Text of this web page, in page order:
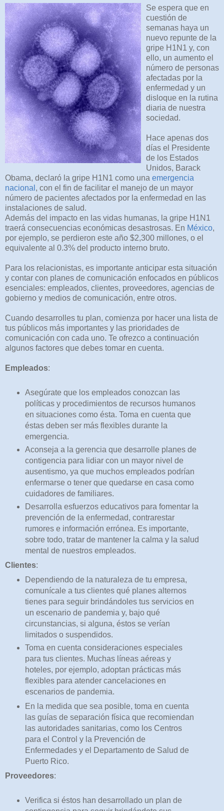
Se espera que en
cuestión de
semanas haya un
nuevo repunte de la
gripe H1N1 y, con
ello, un aumento el
número de personas
afectadas por la
enfermedad y un
disloque en la rutina
diaria de nuestra
sociedad.
Hace apenas dos
días el Presidente
de los Estados
Unidos, Barack
Obama, declaró la gripe H1N1 como una emergencia
nacional , con el fin de facilitar el manejo de un mayor
número de pacientes afectados por la enfermedad en las
instalaciones de salud.
Además del impacto en las vidas humanas, la gripe H1N1
traerá consecuencias económicas desastrosas. En México,
por ejemplo, se perdieron este año $2,300 millones, o el
equivalente al 0.3% del producto interno bruto.
Para los relacionistas, es importante anticipar esta situación
y contar con planes de comunicación enfocados en públicos
esenciales: empleados, clientes, proveedores, agencias de
gobierno y medios de comunicación, entre otros.
Cuando desarrolles tu plan, comienza por hacer una lista de
tus públicos más importantes y las prioridades de
comunicación con cada uno. Te ofrezco a continuación
algunos factores que debes tomar en cuenta.
Empleados:
Asegúrate que los empleados conozcan las
políticas y procedimientos de recursos humanos
en situaciones como ésta. Toma en cuenta que
éstas deben ser más flexibles durante la
emergencia.
Aconseja a la gerencia que desarrolle planes de
contigencia para lidiar con un mayor nivel de
ausentismo, ya que muchos empleados podrían
enfermarse o tener que quedarse en casa como
cuidadores de familiares.
Desarrolla esfuerzos educativos para fomentar la
prevención de la enfermedad, contrarestar
rumores e información errónea. Es importante,
sobre todo, tratar de mantener la calma y la salud
mental de nuestros empleados.
Clientes:
Dependiendo de la naturaleza de tu empresa,
comunícale a tus clientes qué planes alternos
tienes para seguir brindándoles tus servicios en
un escenario de pandemia y, bajo qué
circunstancias, si alguna, éstos se verían
limitados o suspendidos.
Toma en cuenta consideraciones especiales
para tus clientes. Muchas líneas aéreas y
hoteles, por ejemplo, adoptan prácticas más
flexibles para atender cancelaciones en
escenarios de pandemia.
En la medida que sea posible, toma en cuenta
las guías de separación física que recomiendan
las autoridades sanitarias, como los Centros
para el Control y la Prevención de
Enfermedades y el Departamento de Salud de
Puerto Rico.
Proveedores:
Verifica si éstos han desarrollado un plan de